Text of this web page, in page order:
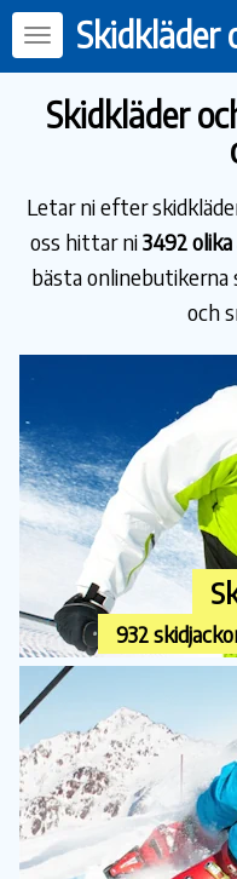
Skidkläder
Skidkläder
Letar ni efter
oss hittar ni3492
bästa onlinebutikerna
och
932